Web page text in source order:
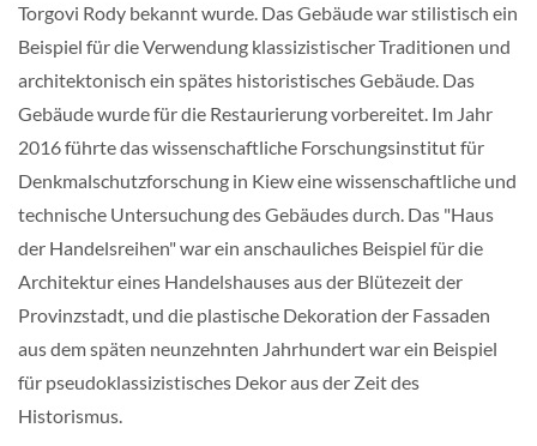
Torgovi Rody bekannt wurde. Das Gebäude war stilistisch ein
Beispiel für die Verwendung klassizistischer Traditionen und
architektonisch ein spätes historistisches Gebäude. Das
Gebäude wurde für die Restaurierung vorbereitet. Im Jahr
2016 führte das wissenschaftliche Forschungsinstitut für
Denkmalschutzforschung in Kiew eine wissenschaftliche und
technische Untersuchung des Gebäudes durch. Das "Haus
der Handelsreihen" war ein anschauliches Beispiel für die
Architektur eines Handelshauses aus der Blütezeit der
Provinzstadt, und die plastische Dekoration der Fassaden
aus dem späten neunzehnten Jahrhundert war ein Beispiel
für pseudoklassizistisches Dekor aus der Zeit des
Historismus.